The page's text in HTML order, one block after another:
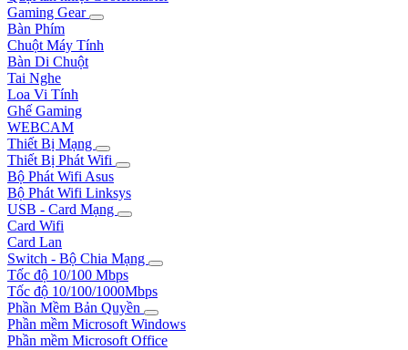
Gaming Gear
Bàn Phím
Chuột Máy Tính
Bàn Di Chuột
Tai Nghe
Loa Vi Tính
Ghế Gaming
WEBCAM
Thiết Bị Mạng
Thiết Bị Phát Wifi
Bộ Phát Wifi Asus
Bộ Phát Wifi Linksys
USB - Card Mạng
Card Wifi
Card Lan
Switch - Bộ Chia Mạng
Tốc độ 10/100 Mbps
Tốc độ 10/100/1000Mbps
Phần Mềm Bản Quyền
Phần mềm Microsoft Windows
Phần mềm Microsoft Office